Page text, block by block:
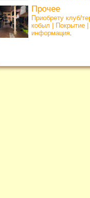
Прочее
Приобрету клуб/
кобыл | Покрытие
информация